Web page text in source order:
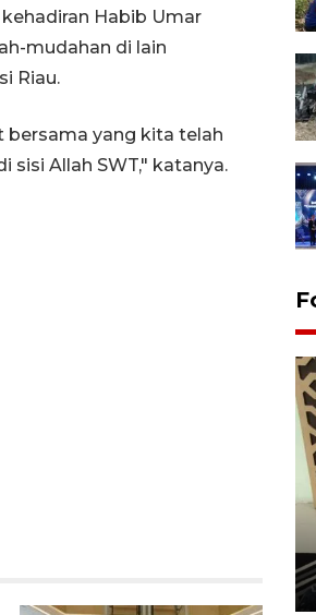
Habib Umar
mudahan di lain
Riau.
bersama yang kita telah
Allah SWT," katanya.